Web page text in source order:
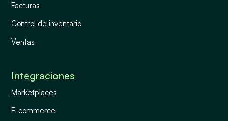
Facturas
Control de inventario
Ventas
Integraciones
Marketplaces
E-commerce